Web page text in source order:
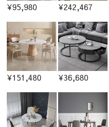
¥95,980 ¥242,467
¥151,480 ¥36,680